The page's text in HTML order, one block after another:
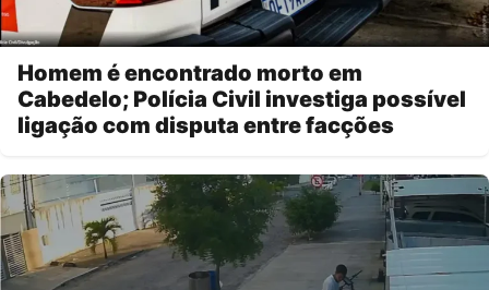
Homem é encontrado morto em
Cabedelo; Polícia Civil investiga possível
ligação com disputa entre facções